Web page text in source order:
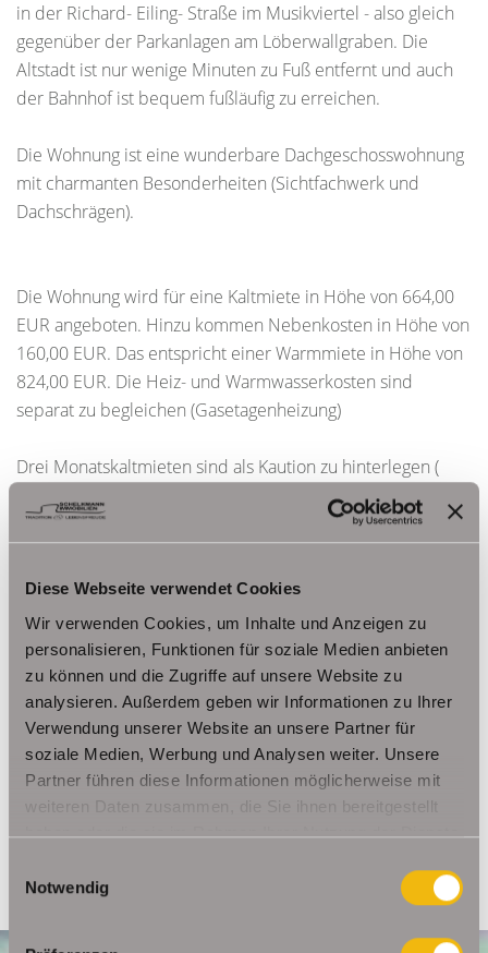
Diese Webseite verwendet Cookies
Wir verwenden Cookies, um Inhalte und Anzeigen zu
personalisieren, Funktionen für soziale Medien anbieten
zu können und die Zugriffe auf unsere Website zu
analysieren. Außerdem geben wir Informationen zu Ihrer
Verwendung unserer Website an unsere Partner für
soziale Medien, Werbung und Analysen weiter. Unsere
Partner führen diese Informationen möglicherweise mit
weiteren Daten zusammen, die Sie ihnen bereitgestellt
haben oder die sie im Rahmen Ihrer Nutzung der Dienste
Notwendig
in der Richard- Eiling- Straße im Musikviertel - also gleich
gegenüber der Parkanlagen am Löberwallgraben. Die
Altstadt ist nur wenige Minuten zu Fuß entfernt und auch
der Bahnhof ist bequem fußläufig zu erreichen.
Die Wohnung ist eine wunderbare Dachgeschosswohnung
mit charmanten Besonderheiten (Sichtfachwerk und
Dachschrägen).
Die Wohnung wird für eine Kaltmiete in Höhe von 664,00
EUR angeboten. Hinzu kommen Nebenkosten in Höhe von
160,00 EUR. Das entspricht einer Warmmiete in Höhe von
824,00 EUR. Die Heiz- und Warmwasserkosten sind
separat zu begleichen (Gasetagenheizung)
Drei Monatskaltmieten sind als Kaution zu hinterlegen (
Provisionszahlungen oder Bearbeitungsgebühren erhoben.
Ansprechpartner
Frau Beate Schelkmann
Telefon: 004936124036202
Telefax: 004936124026179
Mobil: 00491714769991